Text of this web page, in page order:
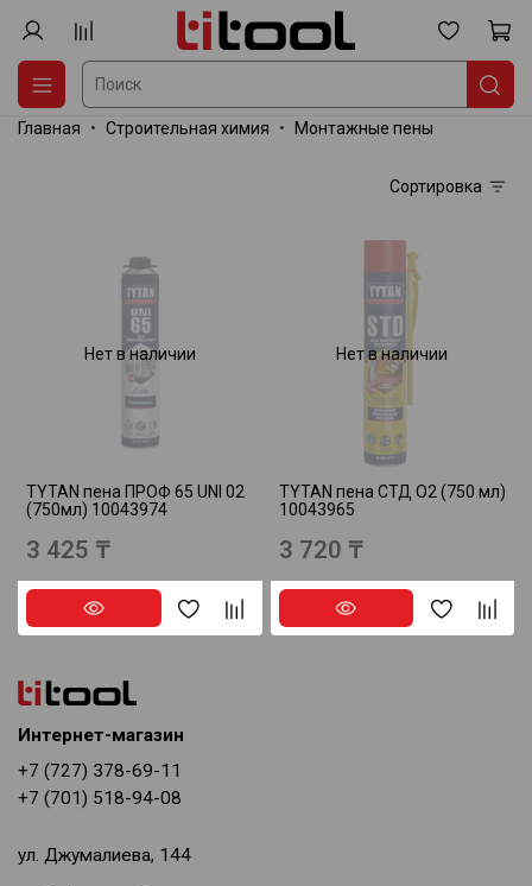
Главная Строительная химия Монтажные пены
Сортировка
Нет в наличии
TYTAN пена ПРОФ 65 UNI 02
(750мл) 10043974
3 425 ₸
Нет в наличии
TYTAN пена СТД О2 (750 мл)
10043965
3 720 ₸
Интернет-магазин
+7 (727) 378-69-11
+7 (701) 518-94-08
ул. Джумалиева, 144